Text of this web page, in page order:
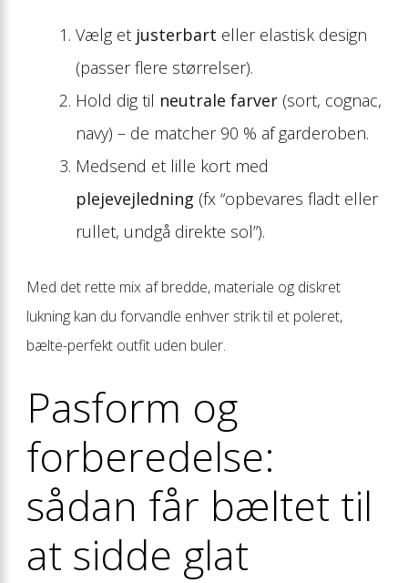
Vælg et justerbart eller elastisk design
(passer flere størrelser).
Hold dig til neutrale farver (sort, cognac,
navy) – de matcher 90 % af garderoben.
Medsend et lille kort med
plejevejledning (fx “opbevares fladt eller
rullet, undgå direkte sol”).
Med det rette mix af bredde, materiale og diskret
lukning kan du forvandle enhver strik til et poleret,
bælte-perfekt outfit uden buler.
Pasform og
forberedelse:
sådan får bæltet til
at sidde glat